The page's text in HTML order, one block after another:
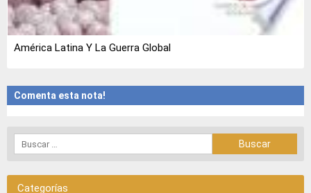
América Latina Y La Guerra Global
Comenta esta nota!
Categorías